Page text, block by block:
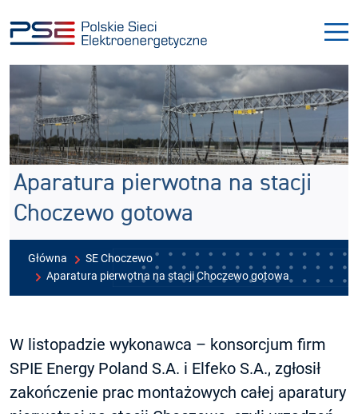
do
menu
do
treści
Aparatura pierwotna na stacji
Choczewo gotowa
Główna
SE Choczewo
Aparatura pierwotna na stacji Choczewo gotowa
W listopadzie wykonawca – konsorcjum firm
SPIE Energy Poland S.A. i Elfeko S.A., zgłosił
zakończenie prac montażowych całej aparatury